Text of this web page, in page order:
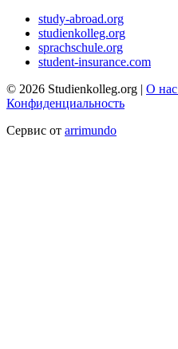
study-abroad.org
studienkolleg.org
sprachschule.org
student-insurance.com
© 2026 Studienkolleg.org | О нас
Конфиденциальность
Сервис от arrimundo